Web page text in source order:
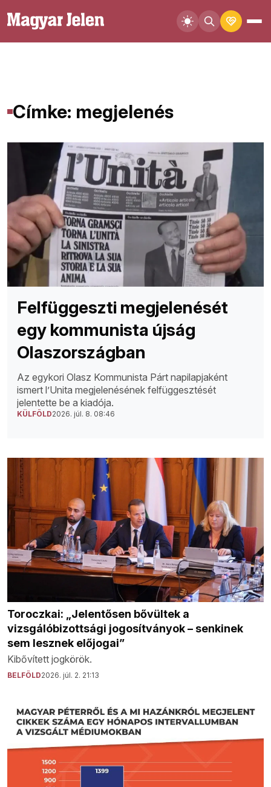
Címke: megjelenés
Felfüggeszti megjelenését
egy kommunista újság
Olaszországban
Az egykori Olasz Kommunista Párt napilapjaként
ismert l’Unita megjelenésének felfüggesztését
jelentette be a kiadója.
KÜLFÖLD2026. júl. 8. 08:46
Toroczkai: „Jelentősen bővültek a
vizsgálóbizottsági jogosítványok – senkinek
sem lesznek előjogai”
Kibővített jogkörök.
BELFÖLD2026. júl. 2. 21:13